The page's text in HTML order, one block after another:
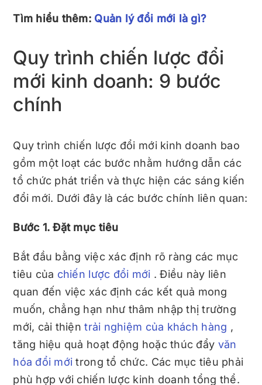
Tìm hiểu thêm: Quản lý đổi mới là gì?
Quy trình chiến lược đổi
mới kinh doanh: 9 bước
chính
Quy trình chiến lược đổi mới kinh doanh bao
gồm một loạt các bước nhằm hướng dẫn các
tổ chức phát triển và thực hiện các sáng kiến ​​
đổi mới. Dưới đây là các bước chính liên quan:
Bước 1. Đặt mục tiêu
Bắt đầu bằng việc xác định rõ ràng các mục
tiêu của chiến lược đổi mới . Điều này liên
quan đến việc xác định các kết quả mong
muốn, chẳng hạn như thâm nhập thị trường
mới, cải thiệntrải nghiệm của khách hàng ,
tăng hiệu quả hoạt động hoặc thúc đẩy văn
hóa đổi mới trong tổ chức. Các mục tiêu phải
phù hợp với chiến lược kinh doanh tổng thể.